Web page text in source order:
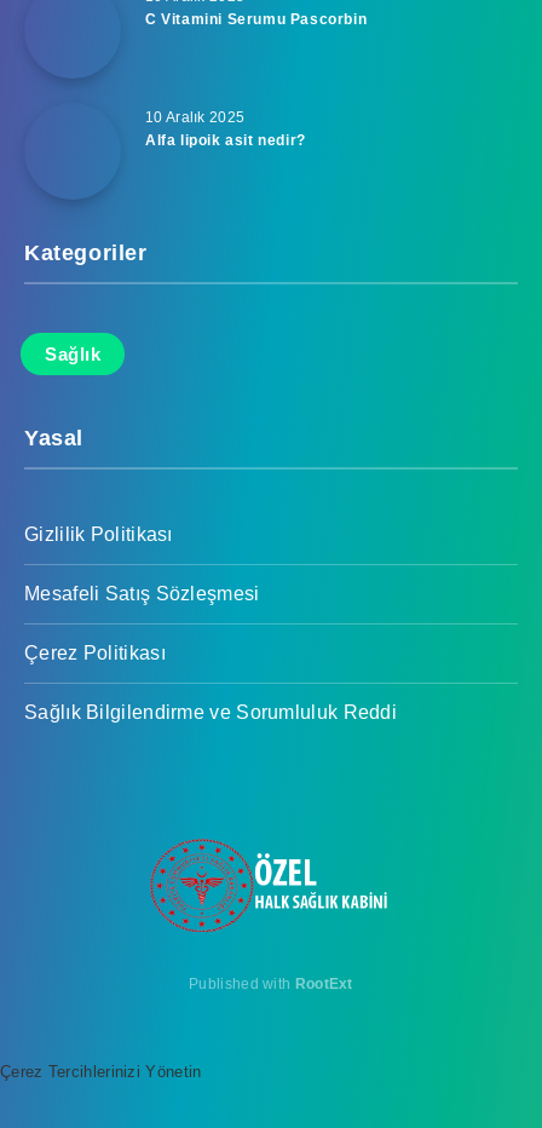
C Vitamini Serumu Pascorbin
10 Aralık 2025
Alfa lipoik asit nedir?
Kategoriler
Sağlık
Yasal
Gizlilik Politikası
Mesafeli Satış Sözleşmesi
Çerez Politikası
Sağlık Bilgilendirme ve Sorumluluk Reddi
Published with RootExt
Çerez Tercihlerinizi Yönetin